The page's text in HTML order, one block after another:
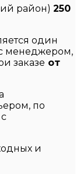
район) 250
один
менеджером,
заказе от
по
и